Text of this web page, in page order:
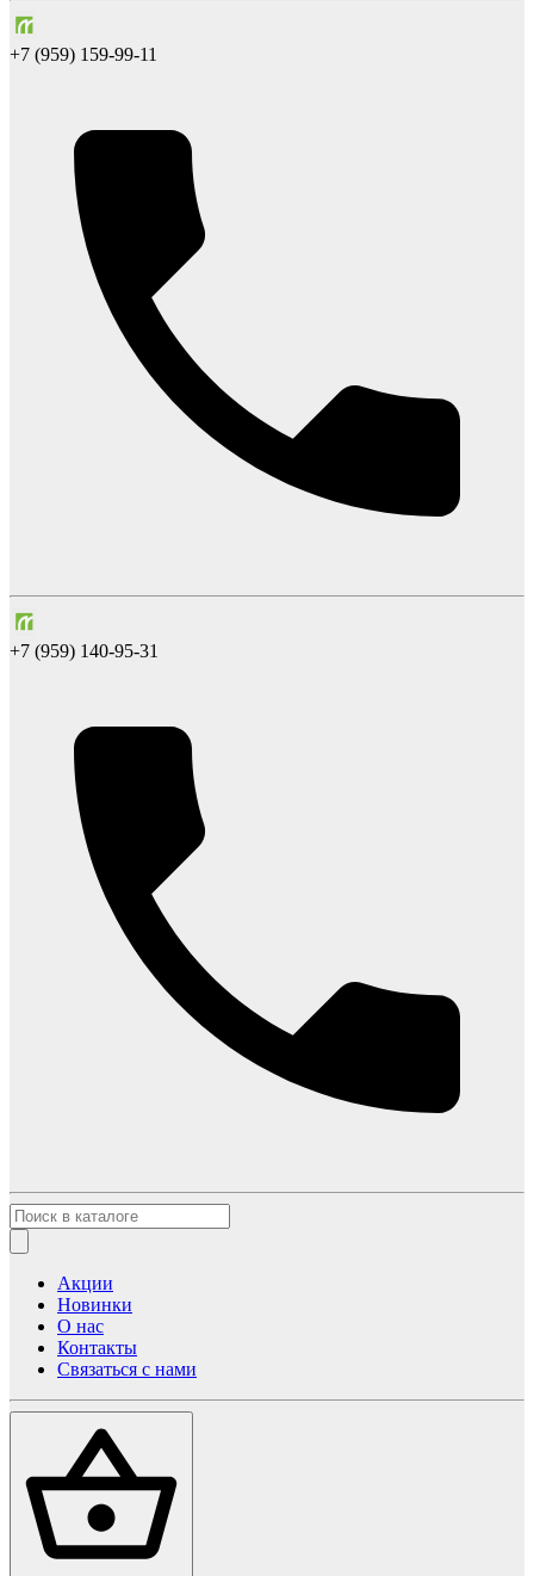
+7 (959) 159-99-11
+7 (959) 140-95-31
Акции
Новинки
О нас
Контакты
Связаться с нами